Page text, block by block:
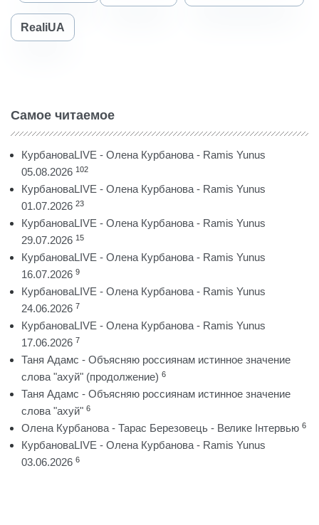
RealiUA
Самое читаемое
КурбановаLIVE - Олена Курбанова - Ramis Yunus
05.08.2026 102
КурбановаLIVE - Олена Курбанова - Ramis Yunus
01.07.2026 23
КурбановаLIVE - Олена Курбанова - Ramis Yunus
29.07.2026 15
КурбановаLIVE - Олена Курбанова - Ramis Yunus
16.07.2026 9
КурбановаLIVE - Олена Курбанова - Ramis Yunus
24.06.2026 7
КурбановаLIVE - Олена Курбанова - Ramis Yunus
17.06.2026 7
Таня Адамс - Объясняю россиянам истинное значение
слова "ахуй" (продолжение) 6
Таня Адамс - Объясняю россиянам истинное значение
слова "ахуй" 6
Олена Курбанова - Тарас Березовець - Велике Інтервью 6
КурбановаLIVE - Олена Курбанова - Ramis Yunus
03.06.2026 6